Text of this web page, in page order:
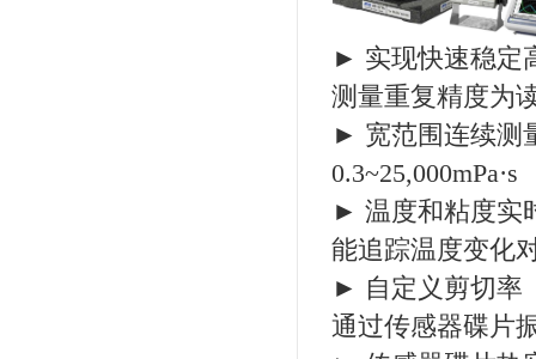
► 实现快速稳定
测量重复精度为
► 宽范围连续测
0.3~25,000mPa·s
► 温度和粘度实
能追踪温度变化
► 自定义剪切率
通过传感器碟片